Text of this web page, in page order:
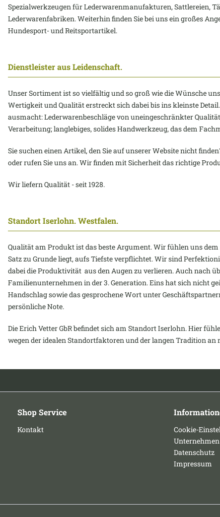
Spezialwerkzeugen für Lederwarenmanufakturen, Sattlereien,
Lederwarenfabriken. Weiterhin finden Sie bei uns ein großes
Hundesport- und Reitsportartikel.
Dienstleister aus Leidenschaft.
Unser Sortiment ist so vielfältig und so groß wie die Wünsche
Wertigkeit und Qualität erstreckt sich dabei bis ins kleinste
ausmacht: Lederwarenbeschläge von uneingeschränkter
Verarbeitung; langlebiges, solides Handwerkzeug, das dem
Sie suchen einen Artikel, den Sie auf unserer Website nicht
oder rufen Sie uns an. Wir finden mit Sicherheit das richtige
Wir liefern Qualität - seit 1928.
Standort Iserlohn. Westfalen.
Qualität am Produkt ist das beste Argument. Wir fühlen uns dem
Satz zu Grunde liegt, aufs Tiefste verpflichtet. Wir sind
dabei die Produktivität aus den Augen zu verlieren. Auch nach
Familienunternehmen in der 3. Generation. Eins hat sich nicht
Handschlag sowie das gesprochene Wort unter
persönliche Note.
Die Erich Vetter GbR befindet sich am Standort Iserlohn. Hier
wegen der idealen Standortfaktoren und der langen Tradition
Shop Service
Kontakt
Cookie-
Unternehmen
Datenschutz
Impressum